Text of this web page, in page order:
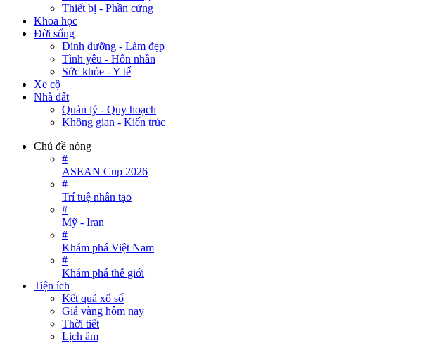
Thiết bị - Phần cứng
Khoa học
Đời sống
Dinh dưỡng - Làm đẹp
Tình yêu - Hôn nhân
Sức khỏe - Y tế
Xe cộ
Nhà đất
Quản lý - Quy hoạch
Không gian - Kiến trúc
Chủ đề nóng
#
ASEAN Cup 2026
#
Trí tuệ nhân tạo
#
Mỹ - Iran
#
Khám phá Việt Nam
#
Khám phá thế giới
Tiện ích
Kết quả xổ số
Giá vàng hôm nay
Thời tiết
Lịch âm